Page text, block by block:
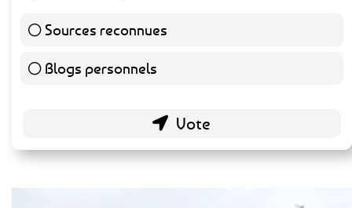
Sources reconnues
Blogs personnels